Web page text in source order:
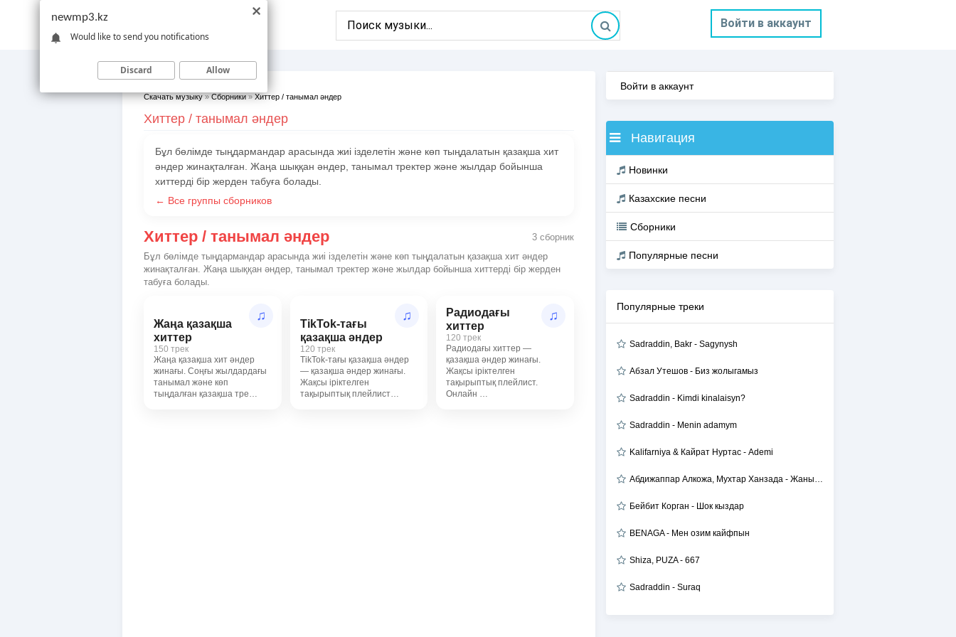
Войти в аккаунт
Скачать музыку »Сборники »Хиттер / танымал әндер
Хиттер / танымал әндер
Бұл бөлімде тыңдармандар арасында жиі ізделетін және көп тыңдалатын қазақша хит
әндер жинақталған. Жаңа шыққан әндер, танымал тректер және жылдар бойынша
хиттерді бір жерден табуға болады.
← Все группы сборников
Хиттер / танымал әндер
3 сборник
Бұл бөлімде тыңдармандар арасында жиі ізделетін және көп тыңдалатын қазақша хит әндер
жинақталған. Жаңа шыққан әндер, танымал тректер және жылдар бойынша хиттерді бір жерден
табуға болады.
♫
Жаңа қазақша
хиттер
150 трек
Жаңа қазақша хит әндер
жинағы. Соңғы жылдардағы
танымал және көп
тыңдалған қазақша тре…
♫
TikTok-тағы
қазақша әндер
120 трек
TikTok-тағы қазақша әндер
— қазақша әндер жинағы.
Жақсы іріктелген
тақырыптық плейлист…
♫
Радиодағы
хиттер
120 трек
Радиодағы хиттер —
қазақша әндер жинағы.
Жақсы іріктелген
тақырыптық плейлист.
Онлайн …
Войти в аккаунт
Навигация
Новинки
Казахские песни
Сборники
Популярные песни
Популярные треки
Sadraddin, Bakr - Sagynysh
Абзал Утешов - Биз жолыгамыз
Sadraddin - Kimdi kinalaisyn?
Sadraddin - Menin adamym
Kalifarniya & Кайрат Нуртас - Ademi
Абдижаппар Алкожа, Мухтар Ханзада - Жаным сол
Бейбит Корган - Шок кыздар
BENAGA - Мен озим кайфпын
Shiza, PUZA - 667
Sadraddin - Suraq
newmp3.kz
Would like to send you notifications
Discard Allow